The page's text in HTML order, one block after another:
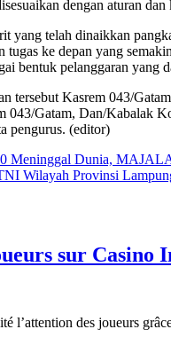
dengan aturan
yang telah dinaikkan
tugas ke depan yang
bentuk pelanggaran yang
tersebut Kasrem 043/
043/Gatam, Dan/Kabalak
pengurus. (editor)
Meninggal Dunia,
Wilayah Provinsi
sur Casino
l’attention des joueurs